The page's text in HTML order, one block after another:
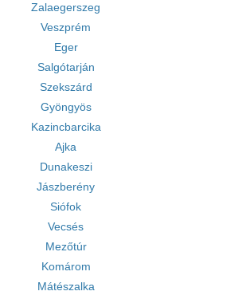
Zalaegerszeg
Veszprém
Eger
Salgótarján
Szekszárd
Gyöngyös
Kazincbarcika
Ajka
Dunakeszi
Jászberény
Siófok
Vecsés
Mezőtúr
Komárom
Mátészalka